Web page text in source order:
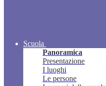
Scuola
Panoramica
Presentazione
I luoghi
Le persone